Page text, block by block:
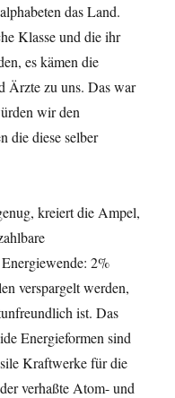
das Land.
Klasse und die ihr
es kämen die
Ärzte zu uns. Das war
wir den
die diese selber
kreiert die Ampel,
2%
verspargelt werden,
ist. Das
Energieformen sind
Kraftwerke für die
verhaßte Atom- und